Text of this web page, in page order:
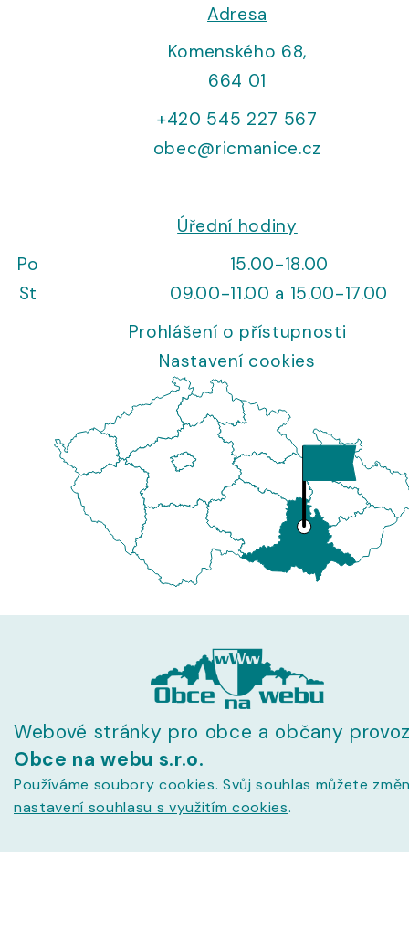
Adresa
Komenského 68,
664 01
+420 545 227 567
obec@ricmanice.cz
Úřední hodiny
Po
15.00-18.00
St
09.00-11.00 a 15.00-17.00
Prohlášení o přístupnosti
Nastavení cookies
Webové stránky pro obce a občany
Obce na webu s.r.o.
Používáme soubory cookies. Svůj souhlas můžete
nastavení souhlasu s využitím cookies.